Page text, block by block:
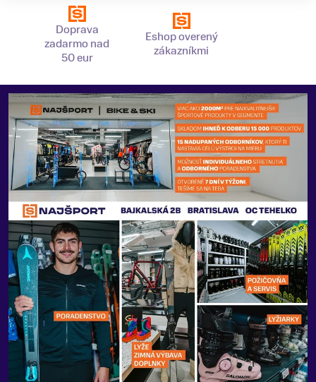
Doprava
zadarmo nad
50 eur
Eshop overený
zákazníkmi